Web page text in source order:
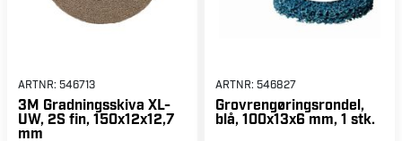
ARTNR: 546713
3M Gradningsskiva XL-
UW, 2S fin, 150x12x12,7
mm
ARTNR: 546827
Grovrengøringsrondel,
blå, 100x13x6 mm, 1 stk.